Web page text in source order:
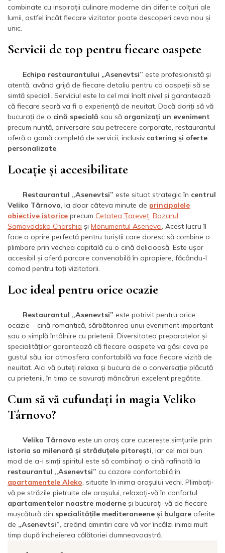
combinate cu inspirații culinare moderne din diferite colțuri ale
lumii, astfel încât fiecare vizitator poate descoperi ceva nou și
unic.
Servicii de top pentru fiecare oaspete
Echipa restaurantului „Asenevtsi” este profesionistă și
atentă, având grijă de fiecare detaliu pentru ca oaspeții să se
simtă speciali. Serviciul este la cel mai înalt nivel și garantează
că fiecare seară va fi o experiență de neuitat. Dacă doriți să vă
bucurați de o cină specială sau să organizați un eveniment
precum nuntă, aniversare sau petrecere corporate, restaurantul
oferă o gamă completă de servicii, inclusiv catering și oferte
personalizate.
Locație și accesibilitate
Restaurantul „Asenevtsi” este situat strategic în centrul
Veliko Târnovo, la doar câteva minute de principalele
obiective istorice precum Cetatea Țareveț, Bazarul
Samovodska Charshia și Monumentul Asenevci. Acest lucru îl
face o oprire perfectă pentru turiștii care doresc să combine o
plimbare prin vechea capitală cu o cină delicioasă. Este ușor
accesibil și oferă parcare convenabilă în apropiere, făcându-l
comod pentru toți vizitatorii.
Loc ideal pentru orice ocazie
Restaurantul „Asenevtsi” este potrivit pentru orice
ocazie – cină romantică, sărbătorirea unui eveniment important
sau o simplă întâlnire cu prietenii. Diversitatea preparatelor și
specialităților garantează că fiecare oaspete va găsi ceva pe
gustul său, iar atmosfera confortabilă va face fiecare vizită de
neuitat. Aici vă puteți relaxa și bucura de o conversație plăcută
cu prietenii, în timp ce savurați mâncăruri excelent pregătite.
Cum să vă cufundați în magia Veliko
Târnovo?
Veliko Târnovo este un oraș care cucerește simțurile prin
istoria sa milenară și străduțele pitorești, iar cel mai bun
mod de a-i simți spiritul este să combinați o cină rafinată la
restaurantul „Asenevtsi” cu cazare confortabilă în
apartamentele Aleko, situate în inima orașului vechi. Plimbați-
vă pe străzile pietruite ale orașului, relaxați-vă în confortul
apartamentelor noastre moderne și bucurați-vă de fiecare
mușcătură din specialitățile mediteraneene și bulgare oferite
de „Asenevtsi”, creând amintiri care vă vor încălzi inima mult
timp după încheierea călătoriei dumneavoastră.